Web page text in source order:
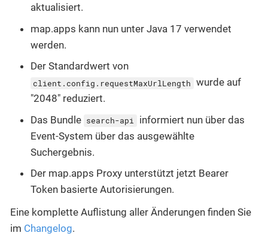
aktualisiert.
map.apps kann nun unter Java 17 verwendet
werden.
Der Standardwert von
client.config.requestMaxUrlLength wurde auf
"2048" reduziert.
Das Bundle search-api
informiert nun über das
Event-System über das ausgewählte
Suchergebnis.
Der map.apps Proxy unterstützt jetzt Bearer
Token basierte Autorisierungen.
Eine komplette Auflistung aller Änderungen finden Sie
im Changelog.